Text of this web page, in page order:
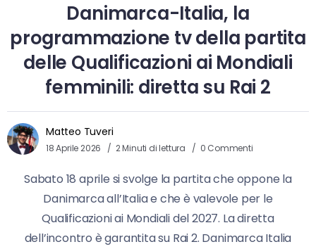
Danimarca-Italia, la
programmazione tv della partita
delle Qualificazioni ai Mondiali
femminili: diretta su Rai 2
Matteo Tuveri
18 Aprile 2026 2 Minuti di lettura 0 Commenti
Sabato 18 aprile si svolge la partita che oppone la
Danimarca all’Italia e che è valevole per le
Qualificazioni ai Mondiali del 2027. La diretta
dell’incontro è garantita su Rai 2. Danimarca Italia